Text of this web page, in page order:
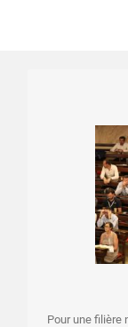
Pour une filière
performance